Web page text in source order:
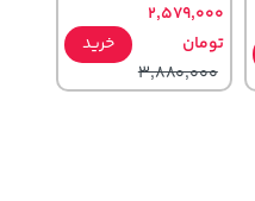
2,579,000
تومان
3,880,000
خرید